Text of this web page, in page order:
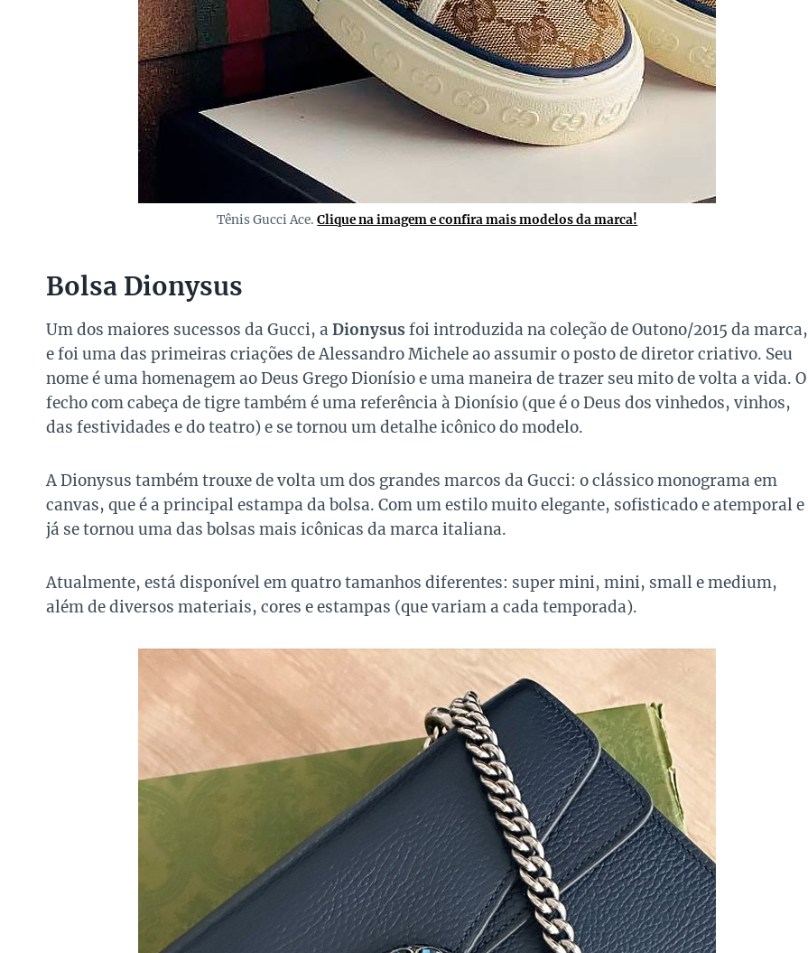
Tênis Gucci Ace.Clique na imagem e confira mais modelos da marca!
Bolsa Dionysus
Um dos maiores sucessos da Gucci, a Dionysus foi introduzida na coleção de Outono/2015 da marca,
e foi uma das primeiras criações de Alessandro Michele ao assumir o posto de diretor criativo. Seu
nome é uma homenagem ao Deus Grego Dionísio e uma maneira de trazer seu mito de volta a vida. O
fecho com cabeça de tigre também é uma referência à Dionísio (que é o Deus dos vinhedos, vinhos,
das festividades e do teatro) e se tornou um detalhe icônico do modelo.
A Dionysus também trouxe de volta um dos grandes marcos da Gucci: o clássico monograma em
canvas, que é a principal estampa da bolsa. Com um estilo muito elegante, sofisticado e atemporal e
já se tornou uma das bolsas mais icônicas da marca italiana.
Atualmente, está disponível em quatro tamanhos diferentes: super mini, mini, small e medium,
além de diversos materiais, cores e estampas (que variam a cada temporada).